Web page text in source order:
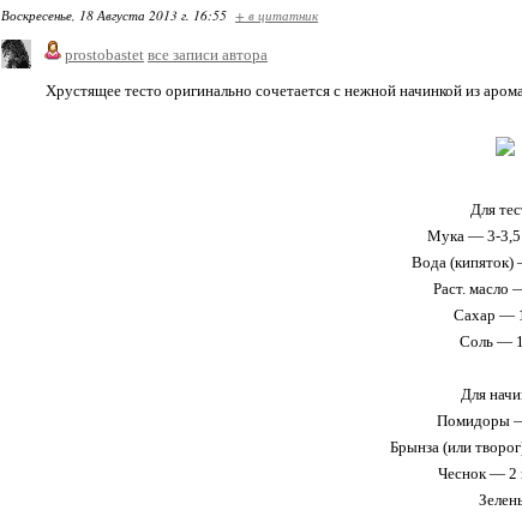
Воскресенье, 18 Августа 2013 г. 16:55 + в цитатник
prostobastet все записи автора
Хрустящее тесто оригинально сочетается с нежной начинкой из
Для
Мука — 3-3,5
Вода (кипяток)
Раст. масло
Сахар —
Соль —
Для
Помидоры
Брынза (или
Чеснок — 2